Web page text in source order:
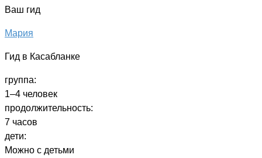
Ваш гид
Мария
Гид в Касабланке
группа:
1–4 человек
продолжительность:
7 часов
дети:
Можно с детьми